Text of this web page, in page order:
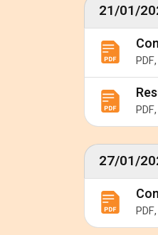
21/01/
27/01/